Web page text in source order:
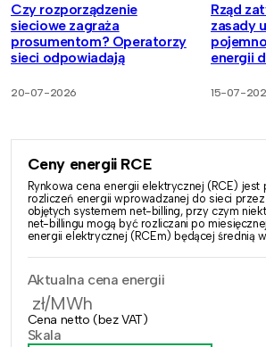
Czy rozporządzenie
sieciowe zagraża
prosumentom? Operatorzy
sieci odpowiadają
20-07-2026
Rząd
zasady
energii
15-07-
Ceny energii RCE
Rynkowa cena energii elektrycznej (RCE) jest
rozliczeń energii wprowadzanej do sieci
objętych systemem net-billing, przy czym
net-billingu mogą być rozliczani po
energii elektrycznej (RCEm) będącej średnią
Aktualna cena energii
zł/MWh
Cena netto (bez VAT)
Skala